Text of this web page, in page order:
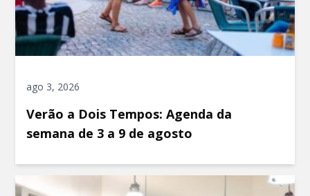
ago 3, 2026
Verão a Dois Tempos: Agenda da
semana de 3 a 9 de agosto